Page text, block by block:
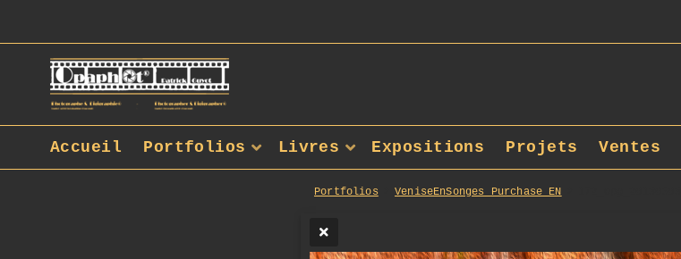
Portfolios VeniseEnSonges_Purchase_EN
Accueil Portfolios Livres Expositions Projets Ventes